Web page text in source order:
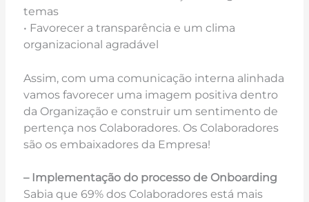
temas
• Favorecer a transparência e um clima
organizacional agradável
Assim, com uma comunicação interna alinhada
vamos favorecer uma imagem positiva dentro
da Organização e construir um sentimento de
pertença nos Colaboradores. Os Colaboradores
são os embaixadores da Empresa!
– Implementação do processo de Onboarding
Sabia que 69% dos Colaboradores está mais